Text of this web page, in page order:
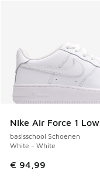
Nike Air Force 1 Low
basisschool Schoenen
White - White
€ 94,99